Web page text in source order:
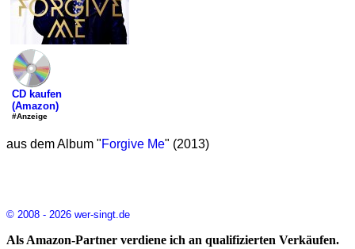
CD kaufen
(Amazon)
#Anzeige
aus dem Album "Forgive Me" (2013)
© 2008 - 2026 wer-singt.de
Als Amazon-Partner verdiene ich an qualifizierten Verkäufen.